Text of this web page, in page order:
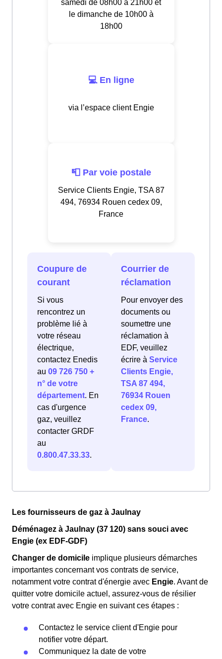
samedi de 08h00 à 21h00 et
le dimanche de 10h00 à
18h00
💻 En ligne
via l’espace client Engie
📮 Par voie postale
Service Clients Engie, TSA 87
494, 76934 Rouen cedex 09,
France
Coupure de
courant
Si vous
rencontrez un
problème lié à
votre réseau
électrique,
contactez Enedis
au 09 726 750 +
n° de votre
département. En
cas d'urgence
gaz, veuillez
contacter GRDF
au
0.800.47.33.33.
Courrier de
réclamation
Pour envoyer des
documents ou
soumettre une
réclamation à
EDF, veuillez
écrire à Service
Clients Engie,
TSA 87 494,
76934 Rouen
cedex 09,
France.
Les fournisseurs de gaz à Jaulnay
Déménagez à Jaulnay (37 120) sans souci avec
Engie (ex EDF-GDF)
Changer de domicile implique plusieurs démarches
importantes concernant vos contrats de service,
notamment votre contrat d'énergie avec Engie. Avant de
quitter votre domicile actuel, assurez-vous de résilier
votre contrat avec Engie en suivant ces étapes :
Contactez le service client d'Engie pour
notifier votre départ.
Communiquez la date de votre